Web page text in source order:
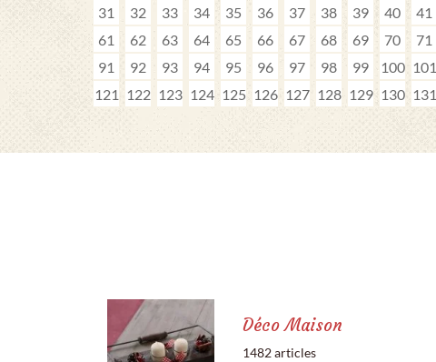
31
32 33 34 35 36 37 38 39 40 41
61
62 63 64 65 66 67 68 69 70 71
91
92 93 94 95 96 97 98 99 100 101
121
122 123 124 125 126 127 128 129 130 131
Déco Maison
1482 articles